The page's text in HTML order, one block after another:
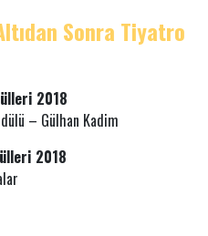
Sonra Tiyatro
2018
– Gülhan Kadim
2018